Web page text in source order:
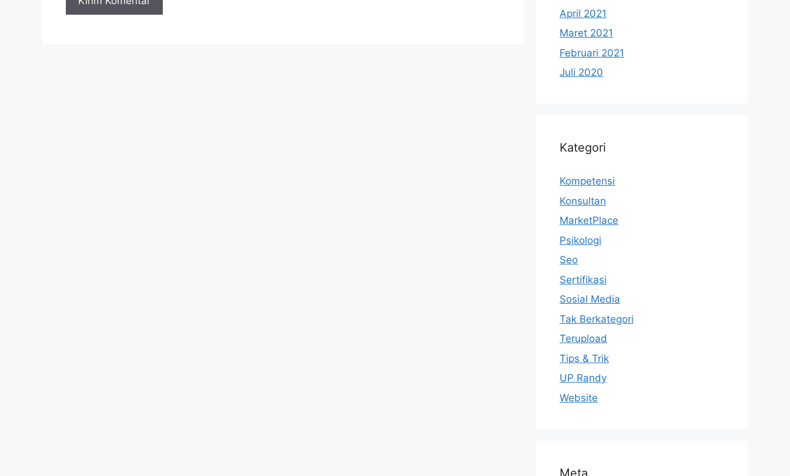
April 2021
Maret 2021
Februari 2021
Juli 2020
Kategori
Kompetensi
Konsultan
MarketPlace
Psikologi
Seo
Sertifikasi
Sosial Media
Tak Berkategori
Terupload
Tips & Trik
UP Randy
Website
Meta